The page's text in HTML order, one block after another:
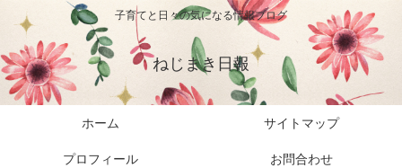
子育てと日々の気になる情報ブログ
ねじまき日報
ホーム サイトマップ
プロフィール お問合わせ